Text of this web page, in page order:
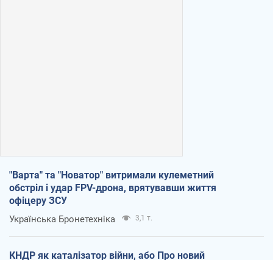
"Варта" та "Новатор" витримали кулеметний
обстріл і удар FPV-дрона, врятувавши життя
офіцеру ЗСУ
Українська Бронетехніка 3,1 т.
КНДР як каталізатор війни, або Про новий